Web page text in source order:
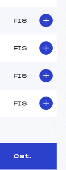
FIS
FIS
FIS
FIS
Cat.